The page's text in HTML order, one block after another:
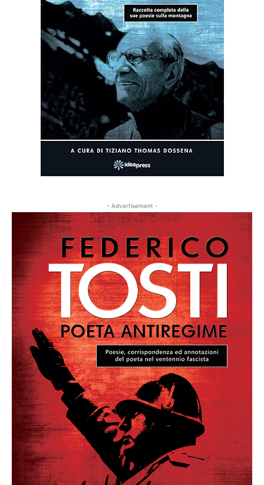
- Advertisement -